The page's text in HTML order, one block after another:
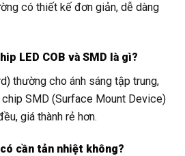
có thiết kế đơn giản, dễ dàng
LED COB và SMD là gì?
thường cho ánh sáng tập trung,
SMD (Surface Mount Device)
giá thành rẻ hơn.
cần tản nhiệt không?